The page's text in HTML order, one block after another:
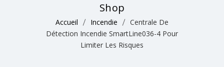
Shop
Accueil Incendie
Centrale De
Détection Incendie SmartLine036-4 Pour
Limiter Les Risques